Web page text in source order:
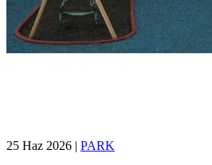
25 Haz 2026 | PARK